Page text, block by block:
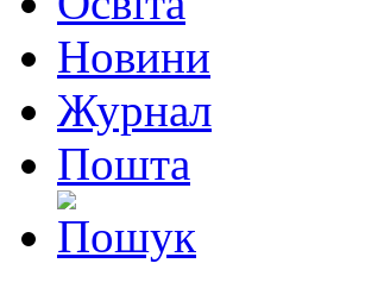
Новини
Журнал
Пошта